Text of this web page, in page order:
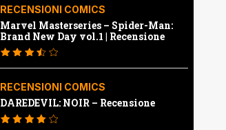
RECENSIONI COMICS
Marvel Masterseries – Spider-Man:
Brand New Day vol.1 | Recensione
RECENSIONI COMICS
DAREDEVIL: NOIR – Recensione